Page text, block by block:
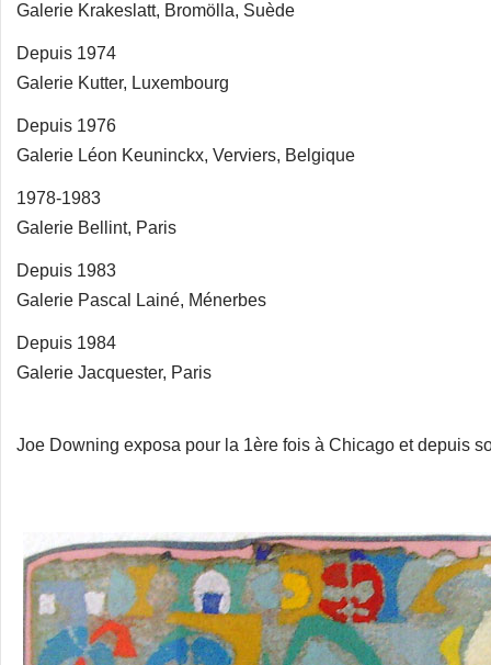
Galerie Krakeslatt, Bromölla, Suède
Depuis 1974
Galerie Kutter, Luxembourg
Depuis 1976
Galerie Léon Keuninckx, Verviers, Belgique
1978-1983
Galerie Bellint, Paris
Depuis 1983
Galerie Pascal Lainé, Ménerbes
Depuis 1984
Galerie Jacquester, Paris
Joe Downing exposa pour la 1ère fois à Chicago et depuis